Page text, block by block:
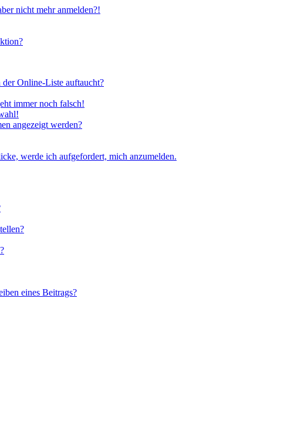
nicht mehr anmelden?!
Online-Liste auftaucht?
immer noch falsch!
angezeigt werden?
werde ich aufgefordert, mich anzumelden.
eines Beitrags?